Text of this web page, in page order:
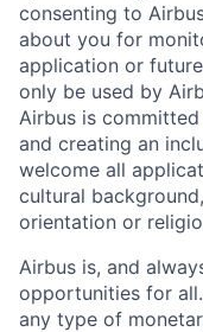
consenting to
about you for
application or
only be used by
Airbus is
and creating an
welcome all
cultural
orientation or
Airbus is, and
opportunities for
any type of